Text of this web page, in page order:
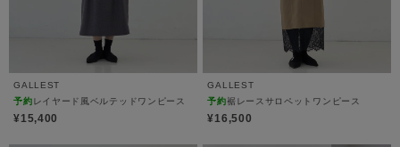
GALLEST
予約レイヤード風ベルテッドワンピース
¥15,400
GALLEST
予約裾レースサロペットワンピース
¥16,500